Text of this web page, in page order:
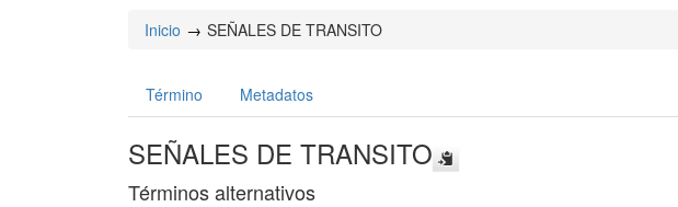
Inicio SEÑALES DE TRANSITO
Término Metadatos
SEÑALES DE TRANSITO
Términos alternativos